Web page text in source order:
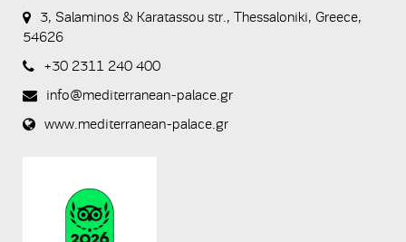
whether or
not you are
visitor and to
prevent
automated
spam
3, Salaminos & Karatassou str., Thessaloniki, Greece,
54626
+30 2311 240 400
info@mediterranean-palace.gr
www.mediterranean-palace.gr